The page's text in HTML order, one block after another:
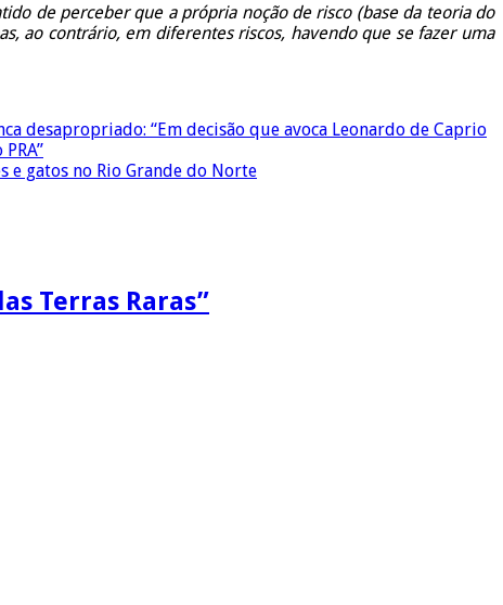
de perceber que a própria noção de risco (base da teoria do
ao contrário, em diferentes riscos, havendo que se fazer uma
desapropriado: “Em decisão que avoca Leonardo de Caprio
e gatos no Rio Grande do Norte
Terras Raras”